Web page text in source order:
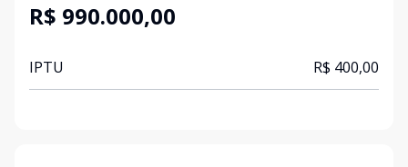
R$ 990.000,00
IPTU R$ 400,00